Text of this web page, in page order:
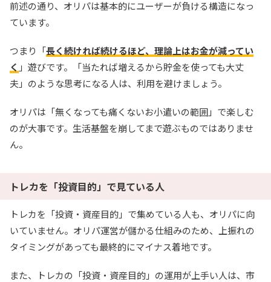
新規登録限定で最大90％OFF
TORAオリパ公式サイトを見る
前述の通り、オリパは基本的にユーザーが負ける構造になっ
ています。
つまり「長く続ければ続けるほど、理論上はお金が減ってい
く 」遊びです。「当たれば増えるから貯金を使っても大丈
夫」のような思考になる人は、利用を避けましょう。
オリパは「無くなっても痛くないお小遣いの範囲」で楽しむ
のが大事です。生活基盤を崩してまで遊ぶものではありませ
ん。
トレカを「投資目的」で見ている人
トレカを「投資・資産目的」で集めている人も、オリパに向
いていません。オリパ運営が儲かる仕組みのため、上振れの
タイミングがあっても最終的にマイナス着地です。
また、トレカの「投資・資産目的」の運用が上手い人は、市